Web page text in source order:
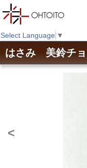
Select Language ▼
<